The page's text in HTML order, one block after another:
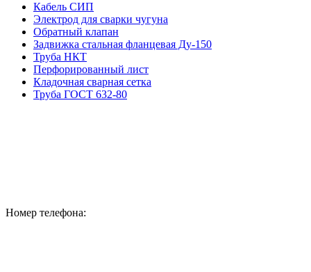
Кабель СИП
Электрод для сварки чугуна
Обратный клапан
Задвижка стальная фланцевая Ду-150
Труба НКТ
Перфорированный лист
Кладочная сварная сетка
Труба ГОСТ 632-80
Номер телефона: